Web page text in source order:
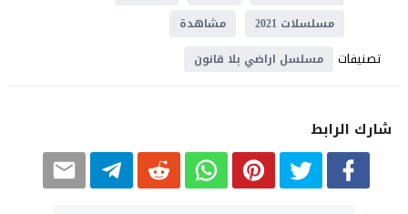
مسلسلات 2021
مشاهدة
تصنيفات مسلسل اراضي بلا قانون
شارك الرابط